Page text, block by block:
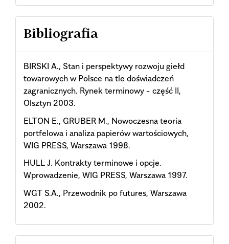
Bibliografia
BIRSKI A., Stan i perspektywy rozwoju giełd
towarowych w Polsce na tle doświadczeń
zagranicznych. Rynek terminowy - część II,
Olsztyn 2003.
ELTON E., GRUBER M., Nowoczesna teoria
portfelowa i analiza papierów wartościowych,
WIG PRESS, Warszawa 1998.
HULL J. Kontrakty terminowe i opcje.
Wprowadzenie, WIG PRESS, Warszawa 1997.
WGT S.A., Przewodnik po futures, Warszawa
2002.